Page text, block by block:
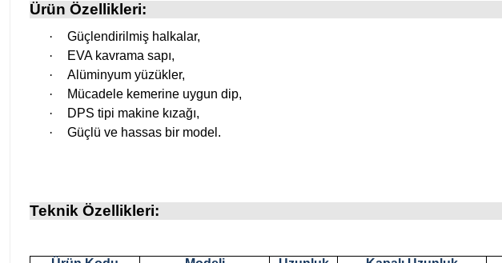
Ürün Özellikleri:
·
Güçlendirilmiş halkalar,
·
EVA kavrama sapı,
·
Alüminyum yüzükler,
·
Mücadele kemerine uygun dip,
·
DPS tipi makine kızağı,
·
Güçlü ve hassas bir model.
Teknik Özellikleri: